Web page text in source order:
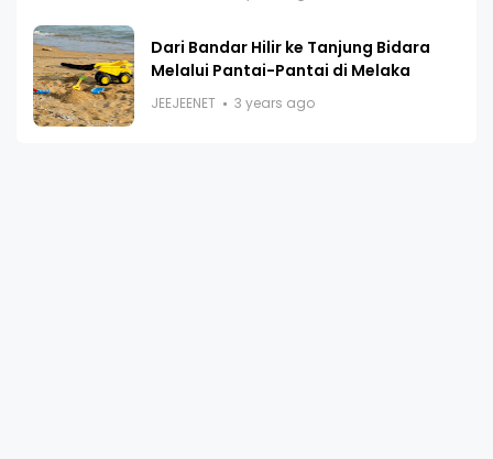
Dari Bandar Hilir ke Tanjung Bidara
Melalui Pantai-Pantai di Melaka
JEEJEENET 3 years ago